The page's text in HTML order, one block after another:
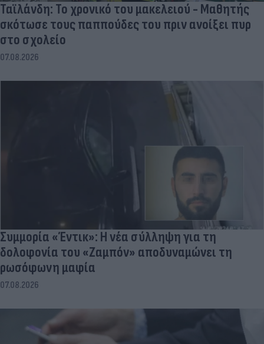
Ταϊλάνδη: Το χρονικό του μακελειού - Μαθητής
σκότωσε τους παππούδες του πριν ανοίξει πυρ
στο σχολείο
07.08.2026
Συμμορία «Έντικ»: Η νέα σύλληψη για τη
δολοφονία του «Ζαμπόν» αποδυναμώνει τη
ρωσόφωνη μαφία
07.08.2026